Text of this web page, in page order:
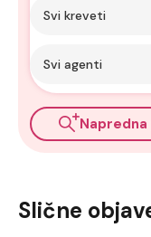
Svi kreveti
Svi agenti
Slične